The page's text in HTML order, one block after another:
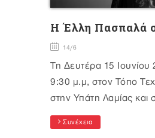
H Έλλη Πασπαλά
14/6
Τη Δευτέρα 15 Ιουνίου
9:30 μ.μ, στον Τόπο
στην Υπάτη Λαμίας και
Συνέχεια